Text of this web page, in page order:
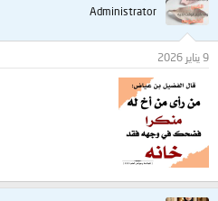
Administrator
9 يناير 2026